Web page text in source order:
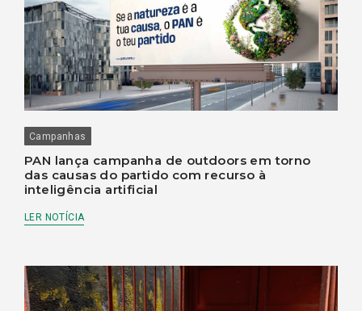
Campanhas
PAN lança campanha de outdoors em torno
das causas do partido com recurso à
inteligência artificial
LER NOTÍCIA